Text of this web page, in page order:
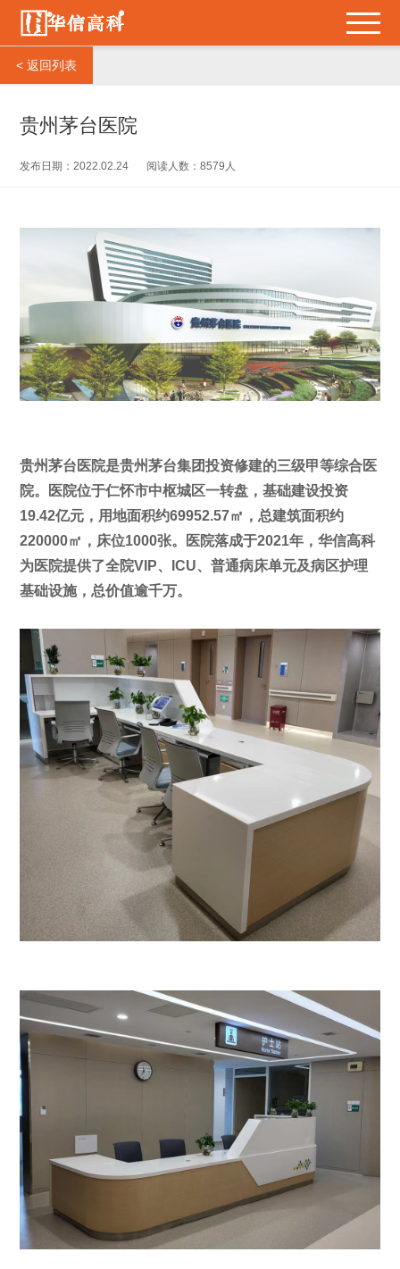
< 返回列表
贵州茅台医院
发布日期：2022.02.24 阅读人数：8579人
贵州茅台医院是贵州茅台集团投资修建的三级甲等综合医
院。医院位于仁怀市中枢城区一转盘，基础建设投资
19.42亿元，用地面积约69952.57㎡，总建筑面积约
220000㎡，床位1000张。医院落成于2021年，华信高科
为医院提供了全院VIP、ICU、普通病床单元及病区护理
基础设施，总价值逾千万。